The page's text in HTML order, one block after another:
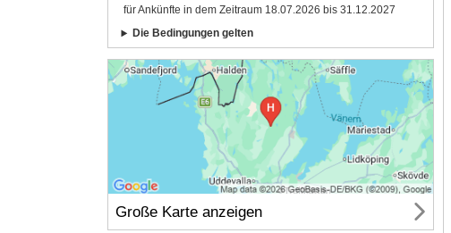
für Ankünfte in dem Zeitraum 18.07.2026 bis 31.12.2027
Die Bedingungen gelten
Große Karte anzeigen